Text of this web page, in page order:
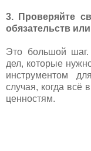
3. Проверяйте
обязательств
Это большой шаг.
дел, которые
инструментом
случая, когда всё
ценностям.